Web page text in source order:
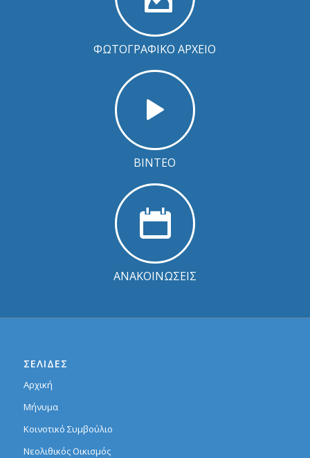
ΦΩΤΟΓΡΑΦΙΚΟ ΑΡΧΕΙΟ
ΒΙΝΤΕΟ
ΑΝΑΚΟΙΝΩΣΕΙΣ
ΣΕΛΙΔΕΣ
Αρχική
Μήνυμα
Κοινοτικό Συμβούλιο
Νεολιθικός Οικισμός